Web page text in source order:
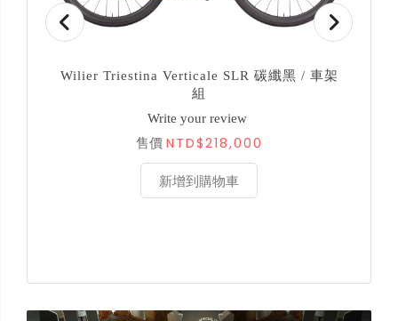
Wilier Triestina Verticale SLR 碳纖黑 / 車架
組
Write your review
售價 NTD$218,000
新增到購物車